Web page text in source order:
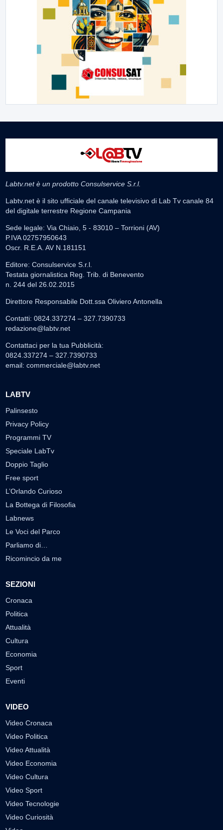
Labtv.net è un prodotto Consulservice S.r.l.
Labtv.net è il sito ufficiale del canale televisivo di Lab Tv canale 84
del digitale terrestre Regione Campania
Sede legale: Via Chiaio, 5 - 83010 – Torrioni (AV)
P.IVA 02757950643
Oscr. R.E.A. AV N.181151
Editore: Consulservice S.r.l.
Testata giornalistica Reg. Trib. di Benevento
n. 244 del 26.02.2015
Direttore Responsabile Dott.ssa Oliviero Antonella
Contatti: 0824.337274 – 327.7390733
redazione@labtv.net
Contattaci per la tua Pubblicità:
0824.337274 – 327.7390733
email: commerciale@labtv.net
LABTV
Palinsesto
Privacy Policy
Programmi TV
Speciale LabTv
Doppio Taglio
Free sport
L’Orlando Curioso
La Bottega di Filosofia
Labnews
Le Voci del Parco
Parliamo di…
Ricomincio da me
SEZIONI
Cronaca
Politica
Attualità
Cultura
Economia
Sport
Eventi
VIDEO
Video Cronaca
Video Politica
Video Attualità
Video Economia
Video Cultura
Video Sport
Video Tecnologie
Video Curiosità